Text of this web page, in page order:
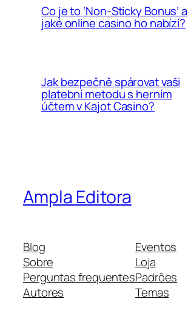
Co je to ‘Non-Sticky Bonus’ a
jaké online casino ho nabízí?
Jak bezpečně spárovat vaši
platební metodu s herním
účtem v Kajot Casino?
Ampla Editora
Blog
Sobre
Perguntas frequentes
Autores
Eventos
Loja
Padrões
Temas